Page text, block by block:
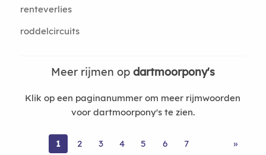
renteverlies
roddelcircuits
Meer rijmen op dartmoorpony's
Klik op een paginanummer om meer rijmwoorden
voor dartmoorpony's te zien.
1 2 3 4 5 6 7 »